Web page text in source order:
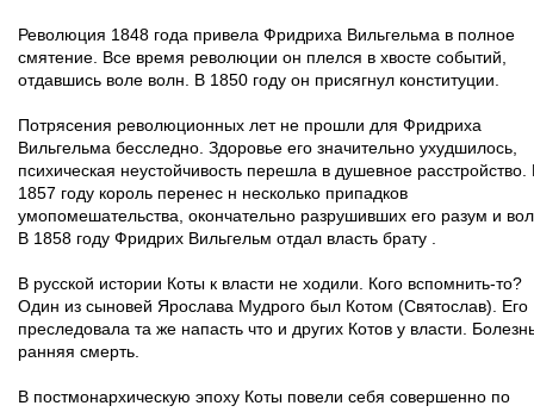
Революция 1848 года привела Фридриха Вильгельма в полное
смятение. Все время революции он плелся в хвосте событий,
отдавшись воле волн. В 1850 году он присягнул конституции.
Потрясения революционных лет не прошли для Фридриха
Вильгельма бесследно. Здоровье его значительно ухудшилось,
психическая неустойчивость перешла в душевное расстройство.
1857 году король перенес н несколько припадков
умопомешательства, окончательно разрушивших его разум и
В 1858 году Фридрих Вильгельм отдал власть брату .
В русской истории Коты к власти не ходили. Кого вспомнить-то?
Один из сыновей Ярослава Мудрого был Котом (Святослав). Его
преследовала та же напасть что и других Котов у власти.
ранняя смерть.
В постмонархическую эпоху Коты повели себя совершенно по